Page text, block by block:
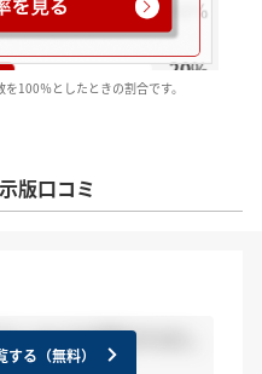
100％としたときの割合です。
版口コミ
ンなどを深堀されまし
る（無料）